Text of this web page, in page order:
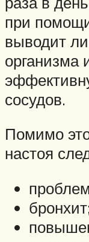
при
выводит
организма
сосудов.
Помимо
настоя
бронхит;